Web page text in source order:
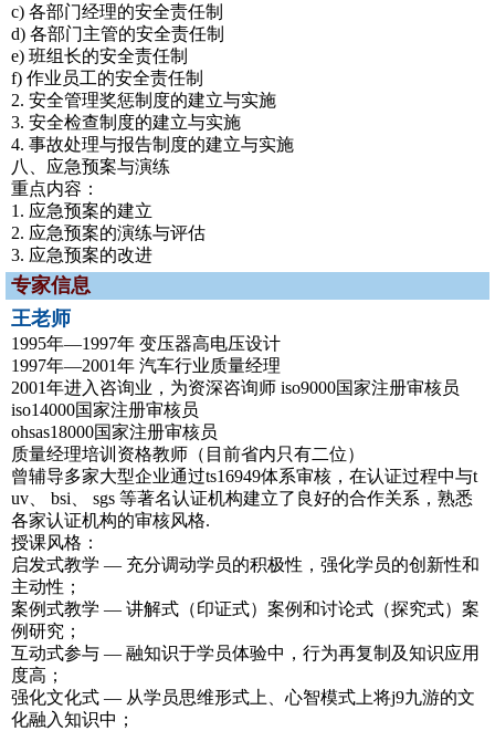
c) 各部门经理的安全责任制
d) 各部门主管的安全责任制
e) 班组长的安全责任制
f) 作业员工的安全责任制
2. 安全管理奖惩制度的建立与实施
3. 安全检查制度的建立与实施
4. 事故处理与报告制度的建立与实施
八、应急预案与演练
重点内容：
1. 应急预案的建立
2. 应急预案的演练与评估
3. 应急预案的改进
专家信息
王老师
1995年—1997年 变压器高电压设计
1997年—2001年 汽车行业质量经理
2001年进入咨询业，为资深咨询师 iso9000国家注册审核员
iso14000国家注册审核员
ohsas18000国家注册审核员
质量经理培训资格教师（目前省内只有二位）
曾辅导多家大型企业通过ts16949体系审核，在认证过程中与t
uv、 bsi、 sgs 等著名认证机构建立了良好的合作关系，熟悉
各家认证机构的审核风格.
授课风格：
启发式教学 — 充分调动学员的积极性，强化学员的创新性和
主动性；
案例式教学 — 讲解式（印证式）案例和讨论式（探究式）案
例研究；
互动式参与 — 融知识于学员体验中，行为再复制及知识应用
度高；
强化文化式 — 从学员思维形式上、心智模式上将j9九游的文
化融入知识中；